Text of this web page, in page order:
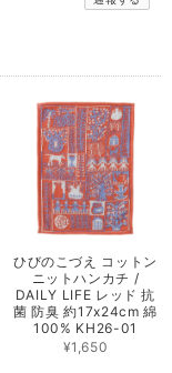
ひびのこづえ コットン
ニットハンカチ /
DAILY LIFE レッド 抗
菌 防臭 約17x24cm 綿
100% KH26-01
¥1,650